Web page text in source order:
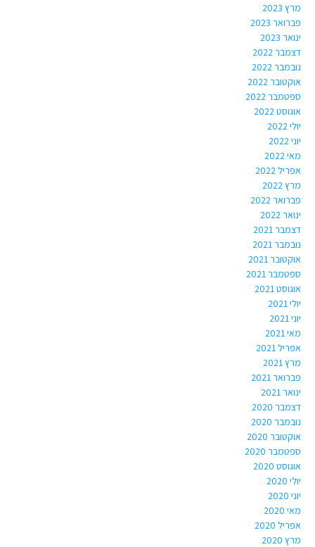
מרץ 2023
פברואר 2023
ינואר 2023
דצמבר 2022
נובמבר 2022
אוקטובר 2022
ספטמבר 2022
אוגוסט 2022
יולי 2022
יוני 2022
מאי 2022
אפריל 2022
מרץ 2022
פברואר 2022
ינואר 2022
דצמבר 2021
נובמבר 2021
אוקטובר 2021
ספטמבר 2021
אוגוסט 2021
יולי 2021
יוני 2021
מאי 2021
אפריל 2021
מרץ 2021
פברואר 2021
ינואר 2021
דצמבר 2020
נובמבר 2020
אוקטובר 2020
ספטמבר 2020
אוגוסט 2020
יולי 2020
יוני 2020
מאי 2020
אפריל 2020
מרץ 2020